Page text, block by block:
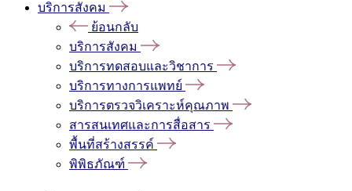
บริการสังคม
ย้อนกลับ
บริการสังคม
บริการทดสอบและวิชาการ
บริการทางการแพทย์
บริการตรวจวิเคราะห์คุณภาพ
สารสนเทศและการสื่อสาร
พื้นที่สร้างสรรค์
พิพิธภัณฑ์